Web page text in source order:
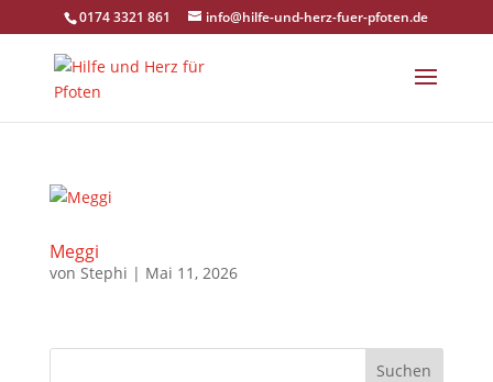
0174 3321 861 info@hilfe-und-herz-fuer-pfoten.de
Meggi
von Stephi | Mai 11, 2026
Suchen